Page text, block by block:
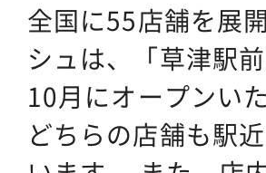
全国に55店舗を展
シュは、「草津駅
10月にオープンい
どちらの店舗も駅